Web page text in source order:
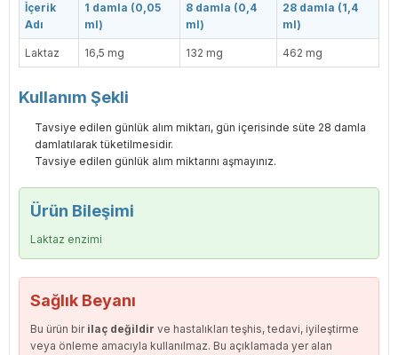
İçerik
Adı
1 damla (0,05
ml)
8 damla (0,4
ml)
28 damla (1,4
ml)
Laktaz 16,5 mg 132 mg 462 mg
Kullanım Şekli
Tavsiye edilen günlük alım miktarı, gün içerisinde süte 28 damla
damlatılarak tüketilmesidir.
Tavsiye edilen günlük alım miktarını aşmayınız.
Ürün Bileşimi
Laktaz enzimi
Sağlık Beyanı
Bu ürün bir ilaç değildir ve hastalıkları teşhis, tedavi, iyileştirme
veya önleme amacıyla kullanılmaz. Bu açıklamada yer alan